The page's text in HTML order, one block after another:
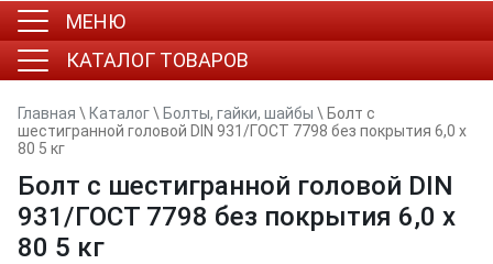
МЕНЮ
КАТАЛОГ ТОВАРОВ
Главная \ Каталог\ Болты, гайки, шайбы \ Болт с
шестигранной головой DIN 931/ГОСТ 7798 без покрытия 6,0 x
80 5 кг
Болт с шестигранной головой DIN
931/ГОСТ 7798 без покрытия 6,0 x
80 5 кг